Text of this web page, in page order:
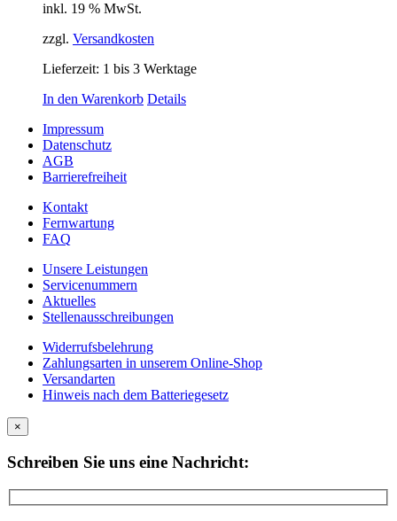
inkl. 19 % MwSt.
zzgl. Versandkosten
Lieferzeit: 1 bis 3 Werktage
In den Warenkorb Details
Impressum
Datenschutz
AGB
Barrierefreiheit
Kontakt
Fernwartung
FAQ
Unsere Leistungen
Servicenummern
Aktuelles
Stellenausschreibungen
Widerrufsbelehrung
Zahlungsarten in unserem Online-Shop
Versandarten
Hinweis nach dem Batteriegesetz
×
Schreiben Sie uns eine Nachricht: